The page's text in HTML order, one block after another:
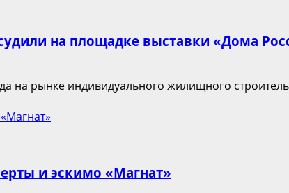
на площадке выставки «Дома
рынке индивидуального жилищного
и эскимо «Магнат»